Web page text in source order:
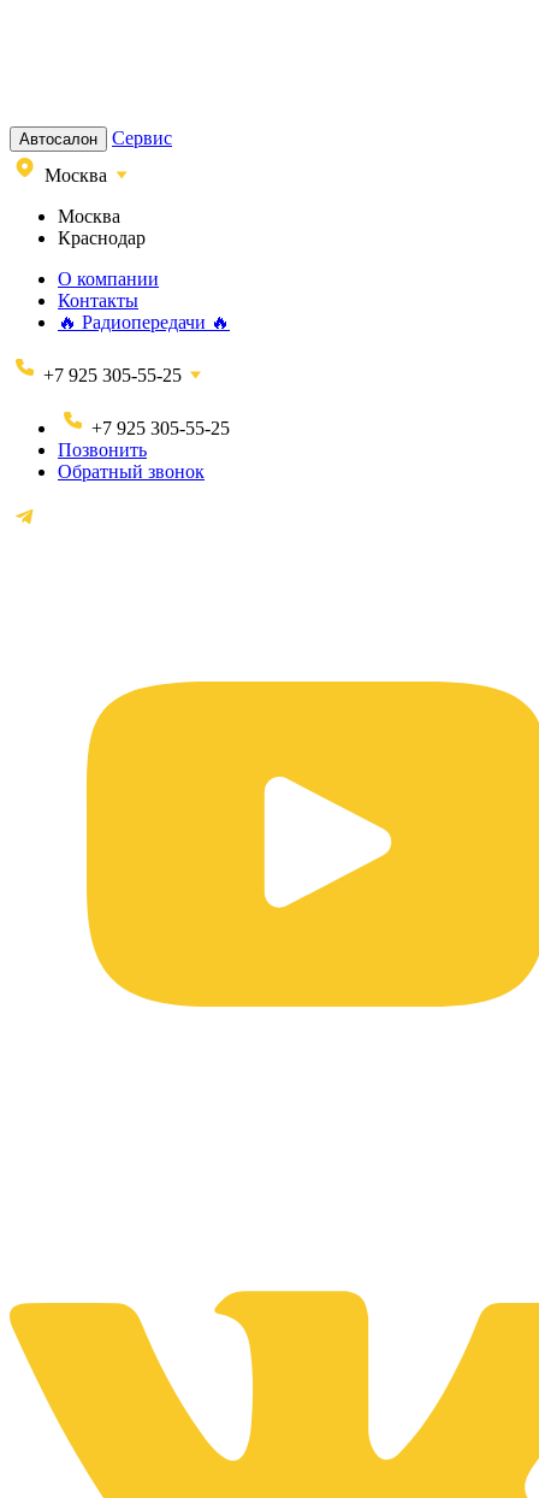
Автосалон
Сервис
Москва
Москва
Краснодар
О компании
Контакты
🔥 Радиопередачи 🔥
+7 925 305-55-25
+7 925 305-55-25
Позвонить
Обратный звонок